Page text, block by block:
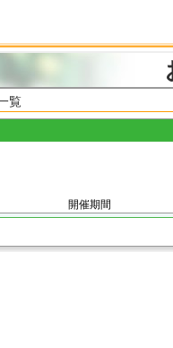
覧
開催期間